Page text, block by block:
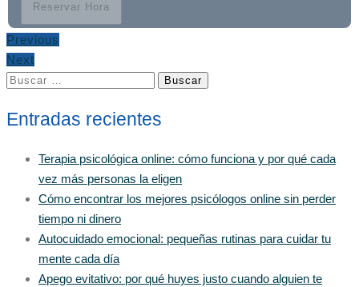
Reservar Hora
Previous
Next
Buscar:
Entradas recientes
Terapia psicológica online: cómo funciona y por qué cada
vez más personas la eligen
Cómo encontrar los mejores psicólogos online sin perder
tiempo ni dinero
Autocuidado emocional: pequeñas rutinas para cuidar tu
mente cada día
Apego evitativo: por qué huyes justo cuando alguien te